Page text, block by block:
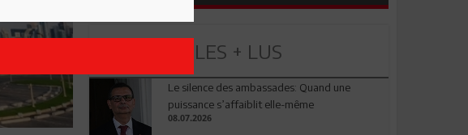
LES + LUS
Le silence des ambassades: Quand une
puissance s’affaiblit elle-même
08.07.2026